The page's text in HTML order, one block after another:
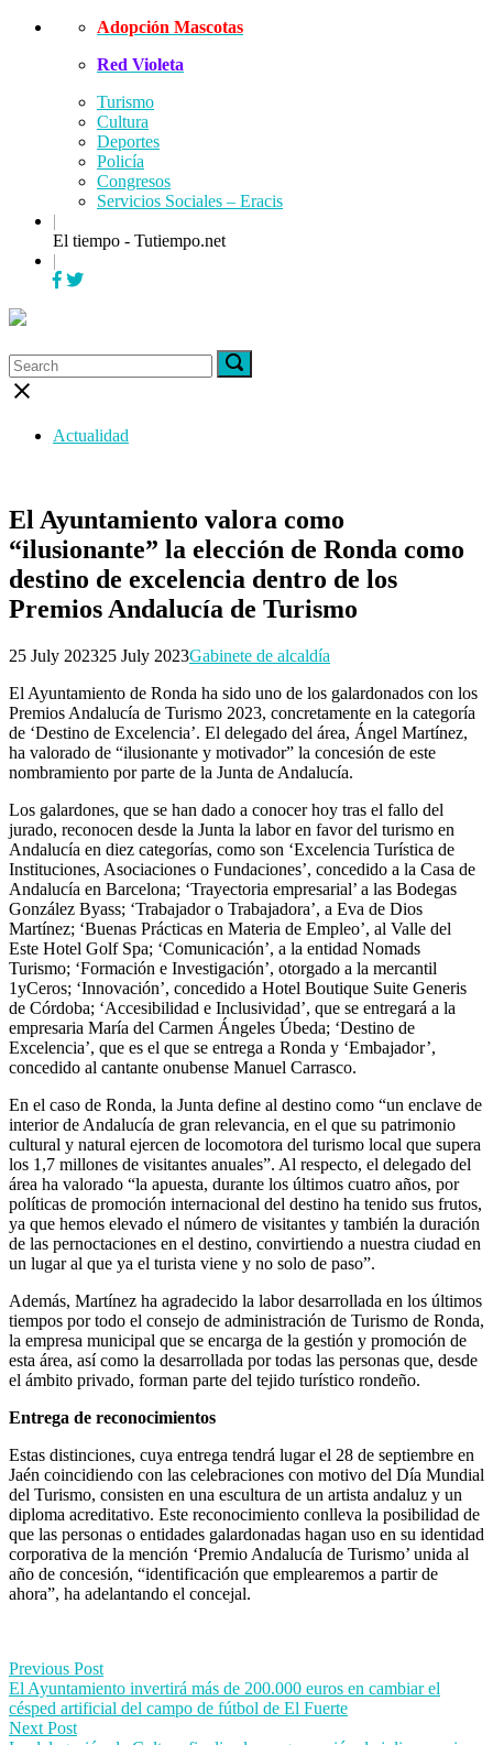
Skip
Adopción Mascotas
Red Violeta
Turismo
Cultura
Deportes
Policía
Congresos
Servicios Sociales – Eracis
|
El tiempo - Tutiempo.net
|
Menu
Search
for:
Search
for:
Search
Close
Actualidad
El Ayuntamiento valora como
“ilusionante” la elección de Ronda como
destino de excelencia dentro de los
Premios Andalucía de Turismo
25 July 202325 July 2023Gabinete de alcaldía
El Ayuntamiento de Ronda ha sido uno de los galardonados con los
Premios Andalucía de Turismo 2023, concretamente en la categoría
de ‘Destino de Excelencia’. El delegado del área, Ángel Martínez,
ha valorado de “ilusionante y motivador” la concesión de este
nombramiento por parte de la Junta de Andalucía.
Los galardones, que se han dado a conocer hoy tras el fallo del
jurado, reconocen desde la Junta la labor en favor del turismo en
Andalucía en diez categorías, como son ‘Excelencia Turística de
Instituciones, Asociaciones o Fundaciones’, concedido a la Casa de
Andalucía en Barcelona; ‘Trayectoria empresarial’ a las Bodegas
González Byass; ‘Trabajador o Trabajadora’, a Eva de Dios
Martínez; ‘Buenas Prácticas en Materia de Empleo’, al Valle del
Este Hotel Golf Spa; ‘Comunicación’, a la entidad Nomads
Turismo; ‘Formación e Investigación’, otorgado a la mercantil
1yCeros; ‘Innovación’, concedido a Hotel Boutique Suite Generis
de Córdoba; ‘Accesibilidad e Inclusividad’, que se entregará a la
empresaria María del Carmen Ángeles Úbeda; ‘Destino de
Excelencia’, que es el que se entrega a Ronda y ‘Embajador’,
concedido al cantante onubense Manuel Carrasco.
En el caso de Ronda, la Junta define al destino como “un enclave de
interior de Andalucía de gran relevancia, en el que su patrimonio
cultural y natural ejercen de locomotora del turismo local que supera
los 1,7 millones de visitantes anuales”. Al respecto, el delegado del
área ha valorado “la apuesta, durante los últimos cuatro años, por
políticas de promoción internacional del destino ha tenido sus frutos,
ya que hemos elevado el número de visitantes y también la duración
de las pernoctaciones en el destino, convirtiendo a nuestra ciudad en
un lugar al que ya el turista viene y no solo de paso”.
Además, Martínez ha agradecido la labor desarrollada en los últimos
tiempos por todo el consejo de administración de Turismo de Ronda,
la empresa municipal que se encarga de la gestión y promoción de
esta área, así como la desarrollada por todas las personas que, desde
el ámbito privado, forman parte del tejido turístico rondeño.
Entrega de reconocimientos
Estas distinciones, cuya entrega tendrá lugar el 28 de septiembre en
Jaén coincidiendo con las celebraciones con motivo del Día Mundial
del Turismo, consisten en una escultura de un artista andaluz y un
diploma acreditativo. Este reconocimiento conlleva la posibilidad de
que las personas o entidades galardonadas hagan uso en su identidad
corporativa de la mención ‘Premio Andalucía de Turismo’ unida al
año de concesión, “identificación que emplearemos a partir de
ahora”, ha adelantando el concejal.
Post
navigation
Previous Post
El Ayuntamiento invertirá más de 200.000 euros en cambiar el
césped artificial del campo de fútbol de El Fuerte
Next Post